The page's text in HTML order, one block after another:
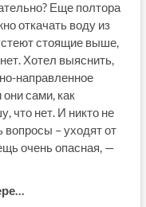
Еще полтора
откачать воду из
стоящие выше,
Хотел выяснить,
направленное
сами, как
что нет. И никто не
вопросы – уходят от
очень опасная, —